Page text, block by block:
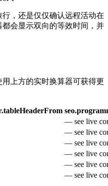
，还是仅仅确认远程活动在
会显示双向的等效时间，并
上方的实时换算器可获得更
— see live
— see live
— see live
— see live
— see live
— see live